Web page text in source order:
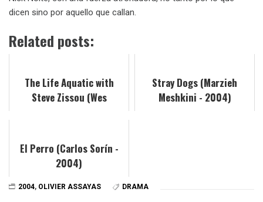
dicen sino por aquello que callan.
Related posts:
The Life Aquatic with
Steve Zissou (Wes
Stray Dogs (Marzieh
Meshkini - 2004)
El Perro (Carlos Sorín -
2004)
2004, OLIVIER ASSAYAS DRAMA